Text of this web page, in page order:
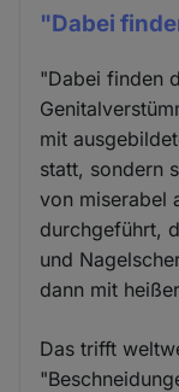
"Dabei
"Dabei finden
mit
statt, sondern
von miserabel
durchgeführt,
und
dann mit
Das trifft